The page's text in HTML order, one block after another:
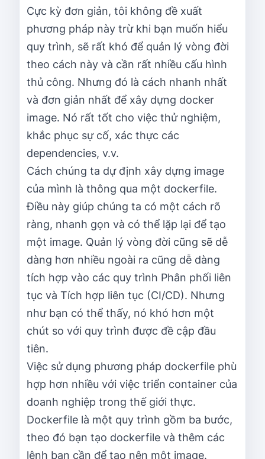
Cực kỳ đơn giản, tôi không đề xuất
phương pháp này trừ khi bạn muốn hiểu
quy trình, sẽ rất khó để quản lý vòng đời
theo cách này và cần rất nhiều cấu hình
thủ công. Nhưng đó là cách nhanh nhất
và đơn giản nhất để xây dựng docker
image. Nó rất tốt cho việc thử nghiệm,
khắc phục sự cố, xác thực các
dependencies, v.v.
Cách chúng ta dự định xây dựng image
của mình là thông qua một dockerfile.
Điều này giúp chúng ta có một cách rõ
ràng, nhanh gọn và có thể lặp lại để tạo
một image. Quản lý vòng đời cũng sẽ dễ
dàng hơn nhiều ngoài ra cũng dễ dàng
tích hợp vào các quy trình Phân phối liên
tục và Tích hợp liên tục (CI/CD). Nhưng
như bạn có thể thấy, nó khó hơn một
chút so với quy trình được đề cập đầu
tiên.
Việc sử dụng phương pháp dockerfile phù
hợp hơn nhiều với việc triển container của
doanh nghiệp trong thế giới thực.
Dockerfile là một quy trình gồm ba bước,
theo đó bạn tạo dockerfile và thêm các
lệnh bạn cần để tạo nên một image.